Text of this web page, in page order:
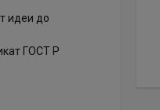
идеи до
ГОСТ Р